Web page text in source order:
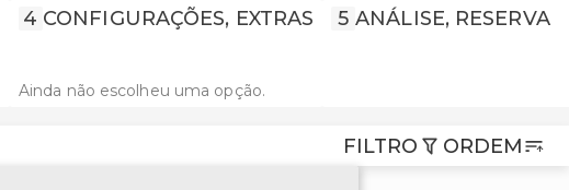
4 CONFIGURAÇÕES, EXTRAS
Ainda não escolheu uma opção.
5 ANÁLISE, RESERVA
FILTRO ORDEM